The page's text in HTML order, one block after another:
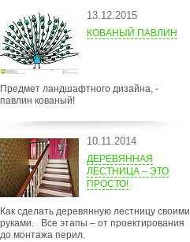
13.12.2015
КОВАНЫЙ ПАВЛИН
Предмет ландшафтного дизайна, -
павлин кованый!
10.11.2014
ДЕРЕВЯННАЯ
ЛЕСТНИЦА – ЭТО
ПРОСТО!
Как сделать деревянную лестницу своими
руками. Все этапы – от проектирования
до монтажа перил.